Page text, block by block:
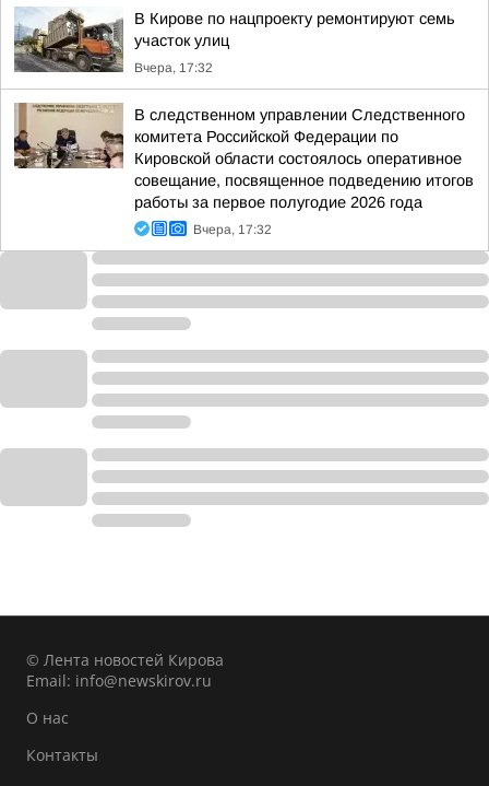
В Кирове по нацпроекту ремонтируют семь
участок улиц
Вчера, 17:32
В следственном управлении Следственного
комитета Российской Федерации по
Кировской области состоялось оперативное
совещание, посвященное подведению итогов
работы за первое полугодие 2026 года
Вчера, 17:32
© Лента новостей Кирова
Email: info@newskirov.ru
О нас
Контакты